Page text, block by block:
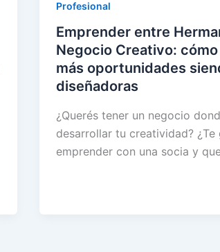
Profesional
Emprender entre
Negocio Creativo:
más oportunidades
diseñadoras
¿Querés tener un negocio
desarrollar tu creatividad? ¿Te
emprender con una socia y